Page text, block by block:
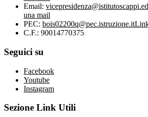
Email:
una mail
PEC: bois02200q@pec.istruzione.it
C.F.: 90014770375
Seguici su
Facebook
Youtube
Instagram
Sezione Link Utili